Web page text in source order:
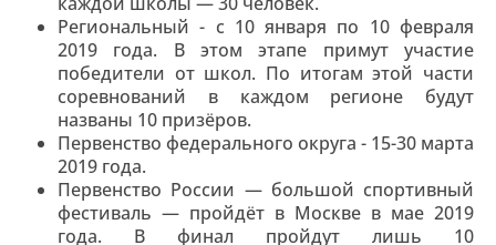
Региональный - с 10 января по 10 февраля
2019 года. В этом этапе примут участие
победители от школ. По итогам этой части
соревнований в каждом регионе будут
названы 10 призёров.
Первенство федерального округа - 15-30 марта
2019 года.
Первенство России — большой спортивный
фестиваль — пройдёт в Москве в мае 2019
года. В финал пройдут лишь 10